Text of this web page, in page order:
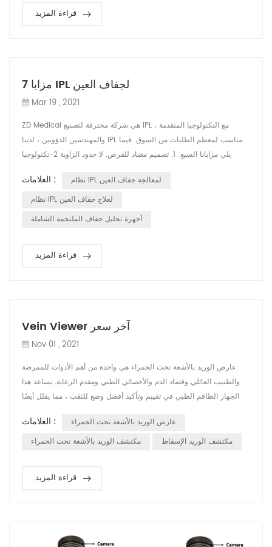
قراءة المزيد
7 مزايا IPL لجفاف العين
Mar 19 , 2021
ZD Medical هي شركة محترفة لتصنيع IPL ، مع التكنولوجيا المتقدمة
والمهندسين الدؤوبين ، لدينا IPL مناسب لمعظم الطلبات من السوق. فيما
يلي مزايانا السبع: 1. تصميم مضاد للقرص. لا حدود الزاوية 2-تكنولوجيا
عمودية. سهل الحركة أثار أقدام صغيرة 4. رأس المعالجة المصممة هندسيا.
العلامات :
نظام IPL لمعالجة جفاف العين
نظام IPL لعلاج جفاف العين
أجهزة تحليل جفاف الملتحمة الشاملة
قراءة المزيد
Vein Viewer آخر سعر
Nov 01 , 2021
عارض الوريد بالأشعة تحت الحمراء هي واحدة من أهم الأدوات للممرضة
والطبيب العائلي وفصاد الدم والأخصائي الطبي ومقدم الرعاية. يساعد هذا
الجهاز الطاقم الطبي في تقييم وتأكيد أفضل وضع للثقب ، مما يقلل أيضًا
من البلدان في تضمين كاشف الوريد في الكتب المدرسية ، واعتبرته أداة
مساعدة للتسريب في الوريد. في 2021-05-08 ، نشرت دار النشر الطبية
العلامات :
عارض الوريد بالأشعة تحت الحمراء
مكتشف الوريد بالأشعة تحت الحمراء
مكتشف الوريد الإسقاط
قراءة المزيد